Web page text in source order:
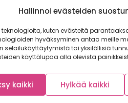
Hallinnoi evästeiden
kuten evästeitä
hyväksyminen antaa meille
selailukäyttäytymistä tai yksilöllisiä
käyttölupaa alla olevista
kaikki Hylkää kaikki